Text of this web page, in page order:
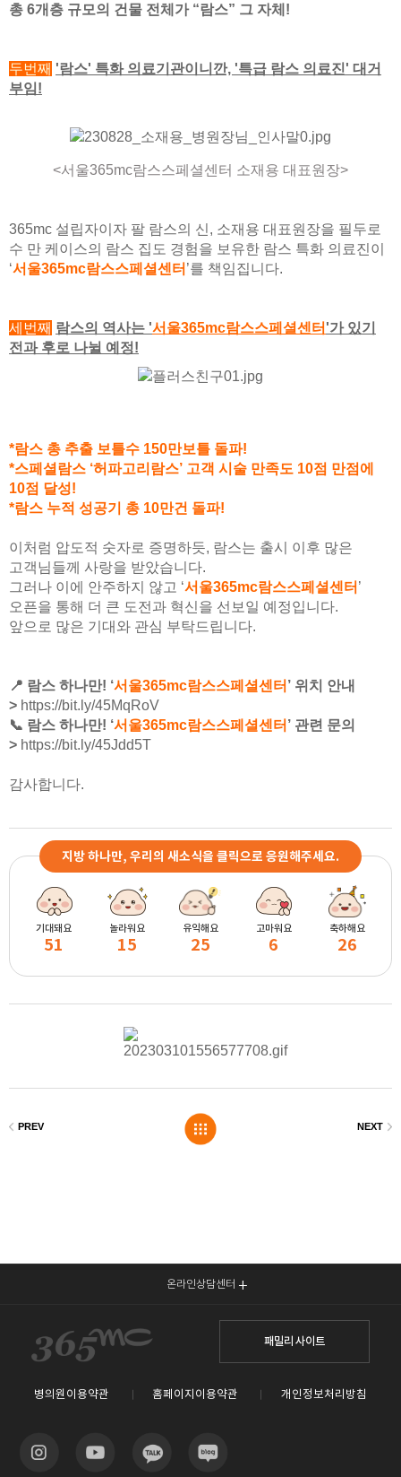
총 6개층 규모의 건물 전체가 “람스” 그 자체!
두번째 '람스' 특화 의료기관이니깐, '특급 람스 의료진' 대거
부임!
<서울365mc람스스페셜센터 소재용 대표원장>
365mc 설립자이자 팔 람스의 신, 소재용 대표원장을 필두로
수 만 케이스의 람스 집도 경험을 보유한 람스 특화 의료진이
‘서울365mc람스스페셜센터 ’를 책임집니다.
세번째 람스의 역사는 '서울365mc람스스페셜센터 '가 있기
전과 후로 나뉠 예정!
*람스 총 추출 보틀수 150만보틀 돌파!
*스페셜람스 ‘허파고리람스’ 고객 시술 만족도 10점 만점에
10점 달성!
*람스 누적 성공기 총 10만건 돌파!
이처럼 압도적 숫자로 증명하듯, 람스는 출시 이후 많은
고객님들께 사랑을 받았습니다.
그러나 이에 안주하지 않고 ‘서울365mc람스스페셜센터 ’
오픈을 통해 더 큰 도전과 혁신을 선보일 예정입니다.
앞으로 많은 기대와 관심 부탁드립니다.
📍 람스 하나만! ‘서울365mc람스스페셜센터 ’ 위치 안내
> https://bit.ly/45MqRoV
📞 람스 하나만! ‘서울365mc람스스페셜센터 ’ 관련 문의
> https://bit.ly/45Jdd5T
감사합니다.
지방 하나만, 우리의 새소식을 클릭으로 응원해주세요.
기대돼요
51
놀라워요
15
유익해요
25
고마워요
6
축하해요
26
온라인상담센터
패밀리 사이트
병의원이용약관 홈페이지이용약관 개인정보처리방침